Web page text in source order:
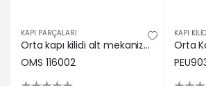
KAPI PARÇALARI
Orta kapı kilidi alt mekanizması ducato-boxer-jumper em. 98-05 oms 1334554080/ 9033.C0
OMS 116002
KAPI